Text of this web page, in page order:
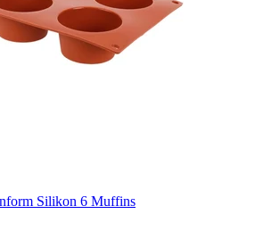
Silikon 6 Muffins